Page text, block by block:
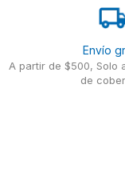
Envío
A partir de $500, Solo
de